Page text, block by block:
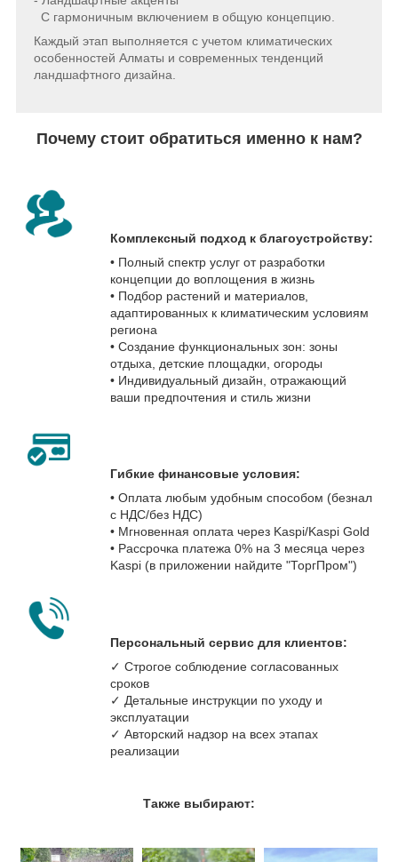
С гармоничным включением в общую концепцию.
Каждый этап выполняется с учетом климатических
особенностей Алматы и современных тенденций
ландшафтного дизайна.
Почему стоит обратиться именно к нам?
Комплексный подход к благоустройству:
• Полный спектр услуг от разработки
концепции до воплощения в жизнь
• Подбор растений и материалов,
адаптированных к климатическим условиям
региона
• Создание функциональных зон: зоны
отдыха, детские площадки, огороды
• Индивидуальный дизайн, отражающий
ваши предпочтения и стиль жизни
Гибкие финансовые условия:
• Оплата любым удобным способом (безнал
с НДС/без НДС)
• Мгновенная оплата через Kaspi/Kaspi Gold
• Рассрочка платежа 0% на 3 месяца через
Kaspi (в приложении найдите "ТоргПром")
Персональный сервис для клиентов:
✓ Строгое соблюдение согласованных
сроков
✓ Детальные инструкции по уходу и
эксплуатации
✓ Авторский надзор на всех этапах
реализации
Также выбирают: